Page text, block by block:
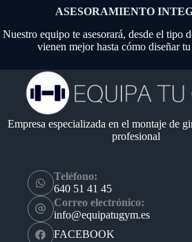
ASESORAMIENTO
Nuestro equipo te asesorará, desde el tipo
vienen mejor hasta cómo diseñar
Empresa especializada en el montaje de
profesional
Teléfono:
640 51 41 45
Correo electrónico:
info@equipatugym.es
FACEBOOK